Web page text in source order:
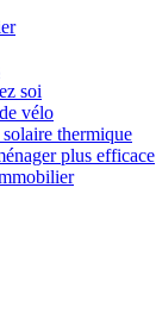
soi
vélo
thermique
plus efficace